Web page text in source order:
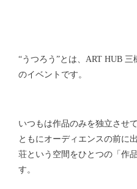
“うつろう”とは、ART HUB
のイベントです。
いつもは作品のみを独立させ
ともにオーディエンスの前に
荘という空間をひとつの「作
す。